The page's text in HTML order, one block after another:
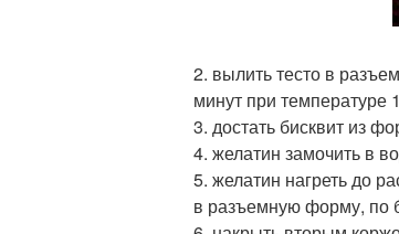
2. вылить тесто в
минут при температуре
3. достать бисквит из
4. желатин замочить в
5. желатин нагреть до
в разъемную форму, по